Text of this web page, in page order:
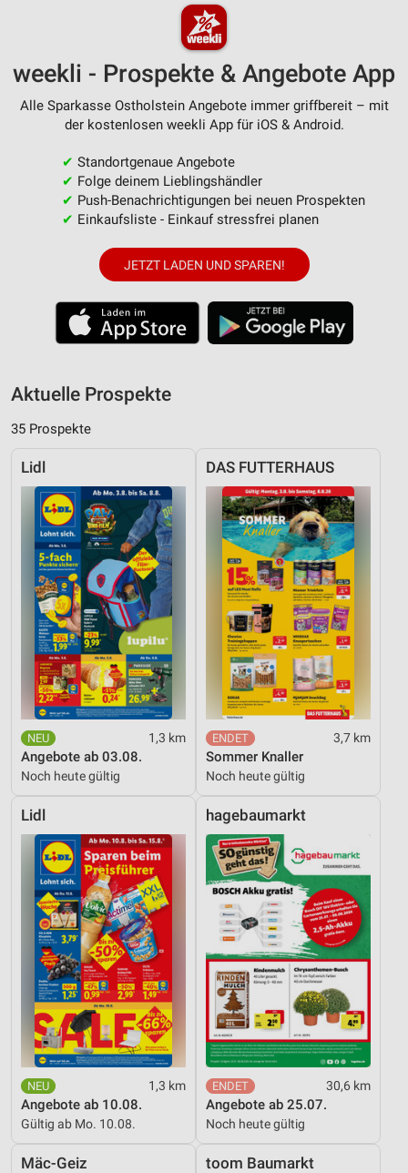
weekli - Prospekte & Angebote App
Alle Sparkasse Ostholstein Angebote immer griffbereit – mit
der kostenlosen weekli App für iOS & Android.
✔ Standortgenaue Angebote
✔ Folge deinem Lieblingshändler
✔ Push-Benachrichtigungen bei neuen Prospekten
✔ Einkaufsliste - Einkauf stressfrei planen
JETZT LADEN UND SPAREN!
Aktuelle Prospekte
35 Prospekte
Lidl
1,3 km
Angebote ab 03.08.
Noch heute gültig
DAS FUTTERHAUS
3,7 km
Sommer Knaller
Noch heute gültig
Lidl
1,3 km
Angebote ab 10.08.
Gültig ab Mo. 10.08.
hagebaumarkt
30,6 km
Angebote ab 25.07.
Noch heute gültig
Mäc-Geiz toom Baumarkt